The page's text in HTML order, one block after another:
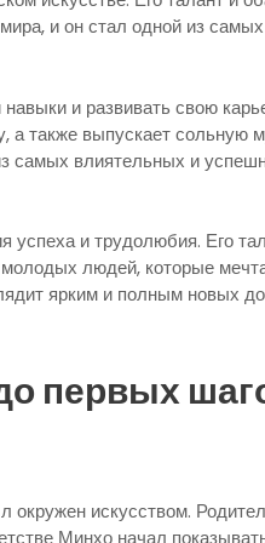
и он стал одной из
и развивать свою
также выпускает сольную
самых влиятельных и
и трудолюбия. Его
людей, которые
ярким и полным новых
первых
окружен искусством.
Минхо начал